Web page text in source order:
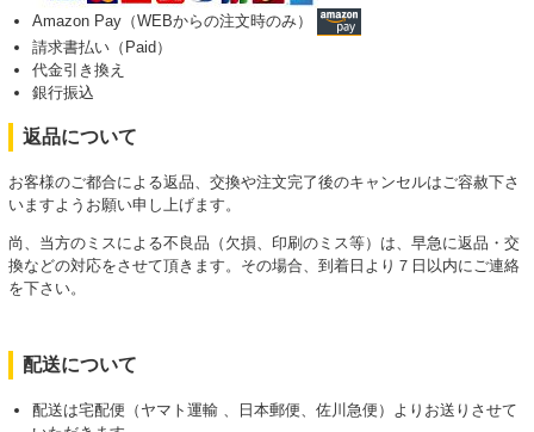
Amazon Pay（WEBからの注文時のみ）
請求書払い（Paid）
代金引き換え
銀行振込
返品について
お客様のご都合による返品、交換や注文完了後のキャンセルはご容赦下さ
いますようお願い申し上げます。
尚、当方のミスによる不良品（欠損、印刷のミス等）は、早急に返品・交
換などの対応をさせて頂きます。その場合、到着日より７日以内にご連絡
を下さい。
配送について
配送は宅配便（ヤマト運輸 、日本郵便、佐川急便）よりお送りさせて